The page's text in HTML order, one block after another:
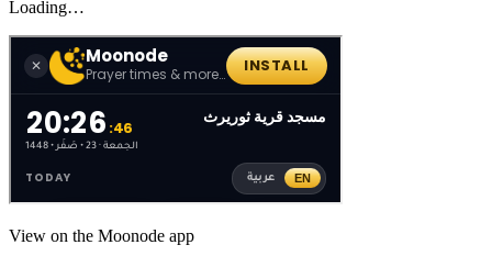
Loading…
View on the Moonode app